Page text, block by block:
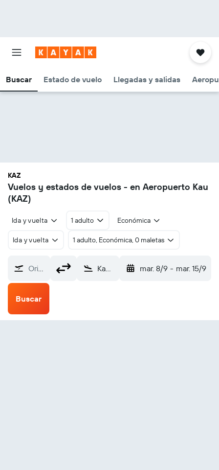
Buscar Estado de vuelo Llegadas y salidas
KAZ
Vuelos y estados de vuelos - en Aeropuerto Kau
(KAZ)
Ida y vuelta 1 adulto Económica
Ida y vuelta 1 adulto, Económica, 0 maletas
Origen Kau (KAZ) mar. 8/9 - mar. 15/9
Buscar